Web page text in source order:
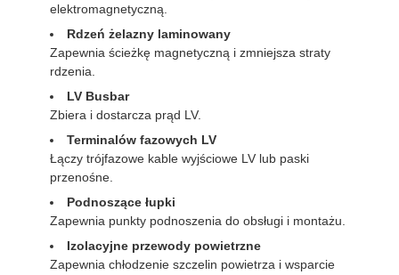
elektromagnetyczną.
Rdzeń żelazny laminowany
Zapewnia ścieżkę magnetyczną i zmniejsza straty
rdzenia.
LV Busbar
Zbiera i dostarcza prąd LV.
Terminalów fazowych LV
Łączy trójfazowe kable wyjściowe LV lub paski
przenośne.
Podnoszące łupki
Zapewnia punkty podnoszenia do obsługi i montażu.
Izolacyjne przewody powietrzne
Zapewnia chłodzenie szczelin powietrza i wsparcie